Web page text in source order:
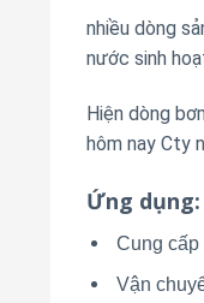
nhiều dòng
nước sinh
Hiện dòng
hôm nay Cty
Ứng dụng
Cung cấp
Vận